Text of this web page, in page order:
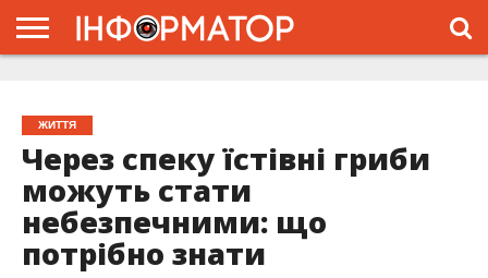
ЖИТТЯ
Через спеку їстівні гриби
можуть стати
небезпечними: що
потрібно знати